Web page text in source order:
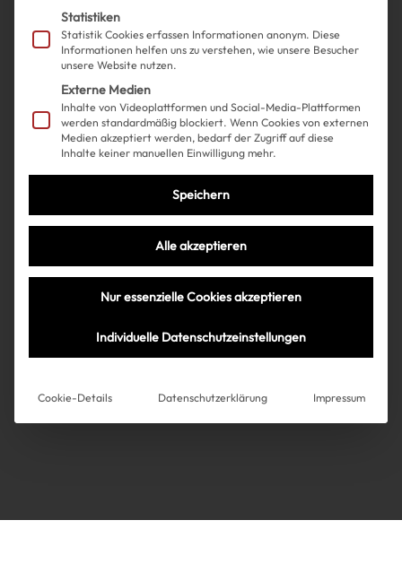
Über uns Kooperationen
AGB
Über uns
Kooperationen
Instagram
Très Click
Impressum
AGB
Statistiken
Statistik Cookies erfassen Informationen anonym. Diese
Informationen helfen uns zu verstehen, wie unsere Besucher
unsere Website nutzen.
Externe Medien
Inhalte von Videoplattformen und Social-Media-Plattformen
werden standardmäßig blockiert. Wenn Cookies von externen
Medien akzeptiert werden, bedarf der Zugriff auf diese
Inhalte keiner manuellen Einwilligung mehr.
Speichern
Alle akzeptieren
Nur essenzielle Cookies akzeptieren
Individuelle Datenschutzeinstellungen
Cookie-Details Datenschutzerklärung Impressum